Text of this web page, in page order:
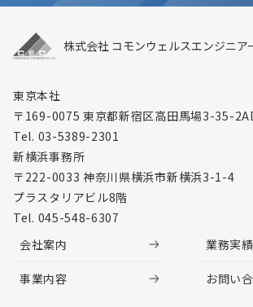
株式会社 コモンウェルスエンジニア
東京本社
〒169-0075 東京都新宿区高田馬場3-35-2
Tel. 03-5389-2301
新横浜事務所
〒222-0033 神奈川県横浜市新横浜3-1-4
プラスタリアビル8階
Tel. 045-548-6307
会社案内
事業内容
業務実績
お問い